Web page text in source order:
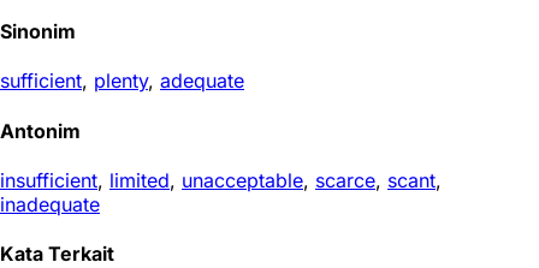
Sinonim
sufficient, plenty, adequate
Antonim
insufficient, limited, unacceptable, scarce, scant,
inadequate
Kata Terkait